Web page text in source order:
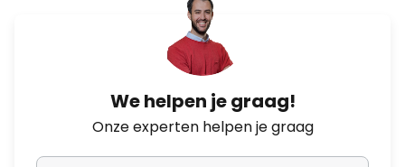
We helpen je graag!
Onze experten helpen je graag